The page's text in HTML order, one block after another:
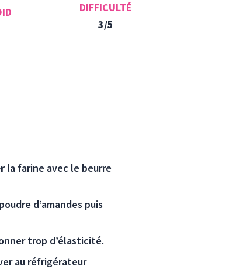
DIFFICULTÉ
3/5
la farine avec le beurre
d’amandes puis
trop d’élasticité.
au réfrigérateur